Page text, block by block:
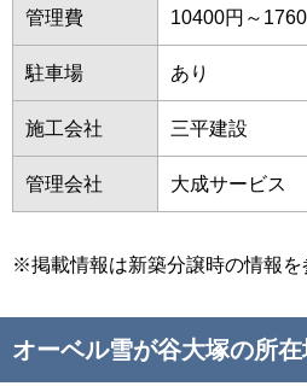
管理費 10400円～
駐車場 あり
施工会社 三平建設
管理会社 大成サービス
※掲載情報は新築分譲時の情報を
オーベル雪が谷大塚の所在